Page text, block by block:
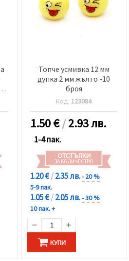
Топче усмивка 12 мм
дупка 2 мм жълто -10
броя
Код: 123084
1.50€/2.93 лв.
1-4 пак.
ОТСТЪПКИ
ЗА КОЛИЧЕСТВО
1.20 €/2.35 лв.- 20 %
5-9 пак.
1.05 €/2.05 лв.- 30 %
10 пак. +
КУПИ